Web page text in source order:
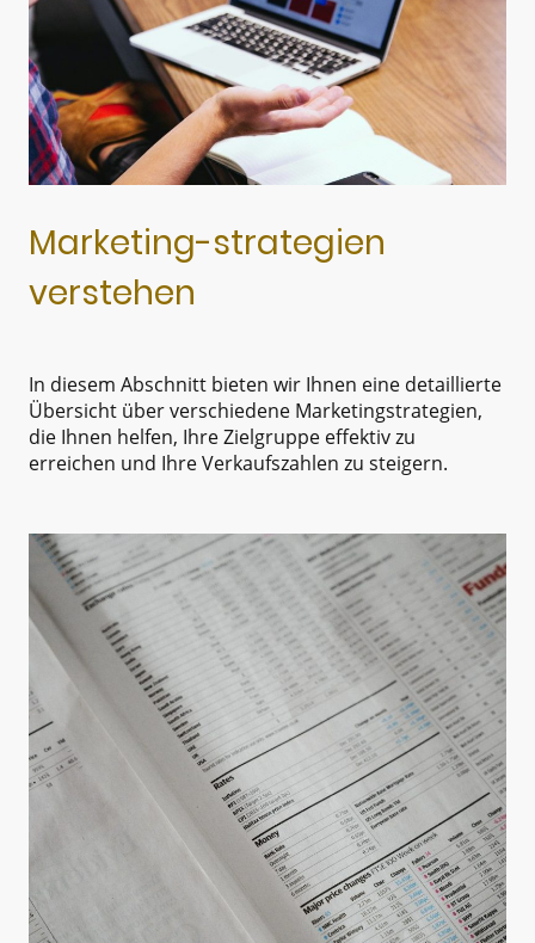
Marketing-strategien
verstehen
In diesem Abschnitt bieten wir Ihnen eine detaillierte
Übersicht über verschiedene Marketingstrategien,
die Ihnen helfen, Ihre Zielgruppe effektiv zu
erreichen und Ihre Verkaufszahlen zu steigern.